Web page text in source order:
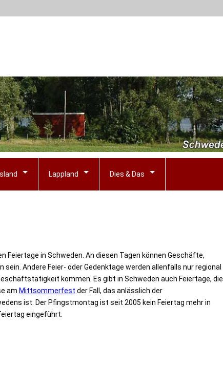
Island Lappland Dies & Das
Feiertage in Schweden. An diesen Tagen können Geschäfte,
Andere Feier- oder Gedenktage werden allenfalls nur regional
kommen. Es gibt in Schweden auch Feiertage, die
am Mittsommerfest der Fall, das anlässlich der
ist. Der Pfingstmontag ist seit 2005 kein Feiertag mehr in
eingeführt.